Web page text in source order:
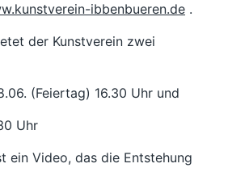
ibbenbueren.de .
der Kunstverein zwei
(Feiertag) 16.30 Uhr und
Uhr
ein Video, das die Entstehung